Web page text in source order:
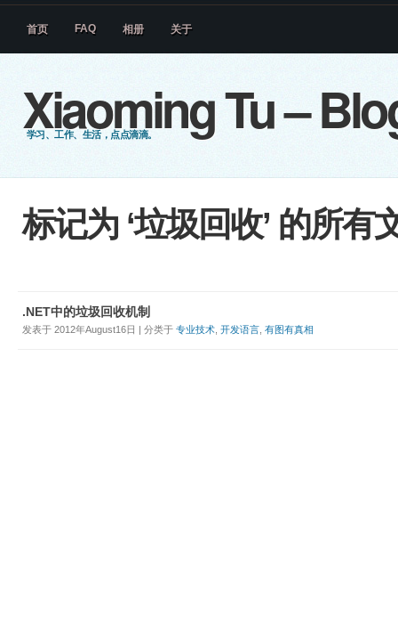
Xiaoming Tu –
学习、工作、生活，点点滴滴。
首页 FAQ 相册 关于
标记为 ‘垃圾回收’ 的所有
.NET中的垃圾回收机制
发表于 2012年August16日 | 分类于 专业技术 开发语言 有图有真相